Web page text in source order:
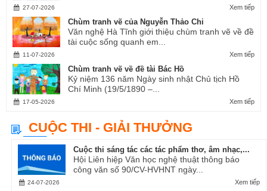
Xem tiếp
27-07-2026
Chùm tranh vẽ của Nguyễn Thảo Chi
Văn nghệ Hà Tĩnh giới thiệu chùm tranh vẽ về đề
tài cuộc sống quanh em...
Xem tiếp
11-07-2026
Chùm tranh vẽ về đề tài Bác Hồ
Kỷ niệm 136 năm Ngày sinh nhật Chủ tịch Hồ
Chí Minh (19/5/1890 –...
Xem tiếp
17-05-2026
CUỘC THI - GIẢI THƯỞNG
Cuộc thi sáng tác các tác phẩm thơ, âm nhạc,...
Hội Liên hiệp Văn học nghệ thuật thông báo
công văn số 90/CV-HVHNT ngày...
Xem tiếp
24-07-2026